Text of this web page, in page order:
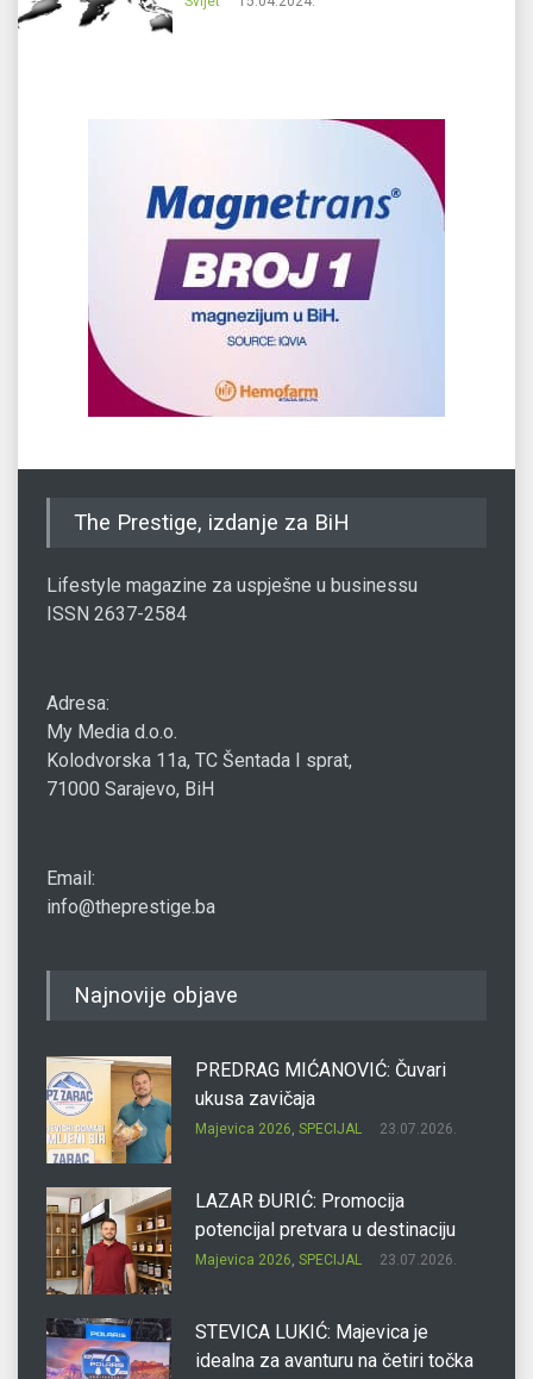
The Prestige, izdanje za BiH
Lifestyle magazine za uspješne u businessu
ISSN 2637-2584
Adresa:
My Media d.o.o.
Kolodvorska 11a, TC Šentada I sprat,
71000 Sarajevo, BiH
Email:
info@theprestige.ba
Najnovije objave
PREDRAG MIĆANOVIĆ: Čuvari
ukusa zavičaja
Majevica 2026, SPECIJAL 23.07.2026.
LAZAR ĐURIĆ: Promocija
potencijal pretvara u destinaciju
Majevica 2026, SPECIJAL 23.07.2026.
STEVICA LUKIĆ: Majevica je
idealna za avanturu na četiri točka